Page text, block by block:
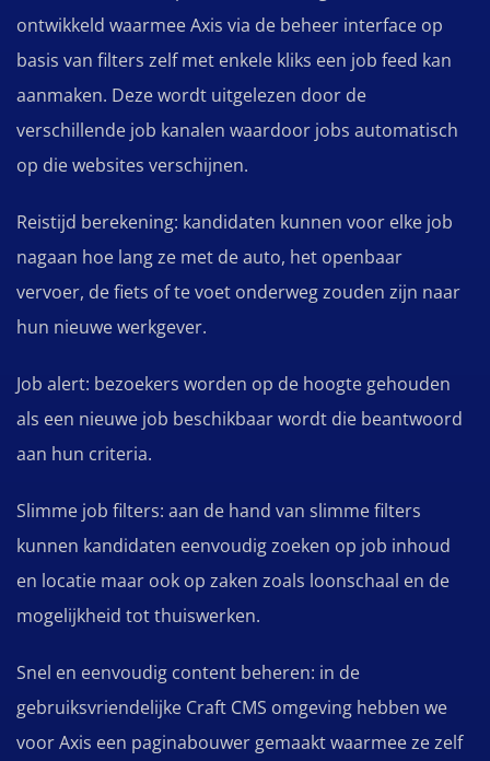
ontwikkeld waarmee Axis via de beheer interface op
basis van filters zelf met enkele kliks een job feed kan
aanmaken. Deze wordt uitgelezen door de
verschillende job kanalen waardoor jobs automatisch
op die websites verschijnen.
Reistijd berekening: kandidaten kunnen voor elke job
nagaan hoe lang ze met de auto, het openbaar
vervoer, de fiets of te voet onderweg zouden zijn naar
hun nieuwe werkgever.
Job alert: bezoekers worden op de hoogte gehouden
als een nieuwe job beschikbaar wordt die beantwoord
aan hun criteria.
Slimme job filters: aan de hand van slimme filters
kunnen kandidaten eenvoudig zoeken op job inhoud
en locatie maar ook op zaken zoals loonschaal en de
mogelijkheid tot thuiswerken.
Snel en eenvoudig content beheren: in de
gebruiksvriendelijke Craft CMS omgeving hebben we
voor Axis een paginabouwer gemaakt waarmee ze zelf